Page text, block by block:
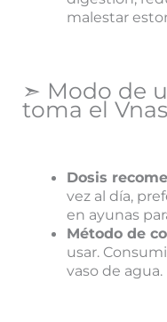
malestar
➣ Modo de
toma el
Dosis
vez al día,
en ayunas
Método de
usar.
vaso de agua.